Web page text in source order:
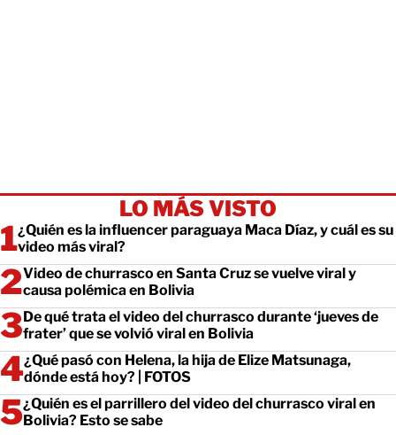
LO MÁS VISTO
¿Quién es la influencer paraguaya Maca Díaz, y cuál es su
video más viral?
Video de churrasco en Santa Cruz se vuelve viral y
causa polémica en Bolivia
De qué trata el video del churrasco durante ‘jueves de
frater’ que se volvió viral en Bolivia
¿Qué pasó con Helena, la hija de Elize Matsunaga,
dónde está hoy? | FOTOS
¿Quién es el parrillero del video del churrasco viral en
Bolivia? Esto se sabe